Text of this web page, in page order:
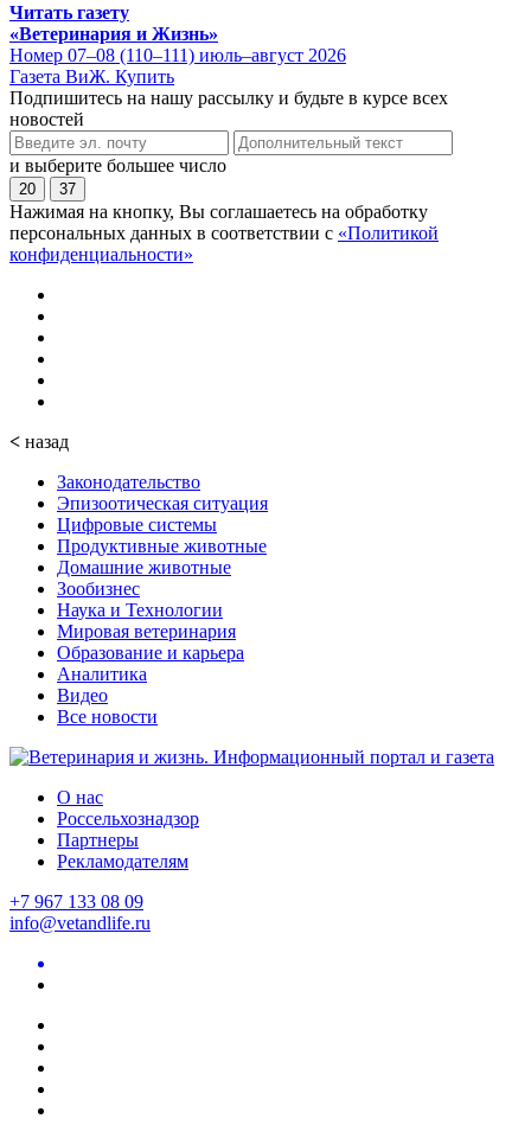
Читать газету
«Ветеринария и Жизнь»
Номер 07–08 (110–111) июль–август 2026
Газета ВиЖ. Купить
Подпишитесь на нашу рассылку и будьте в курсе всех
новостей
и выберите большее число
20 37
Нажимая на кнопку, Вы соглашаетесь на обработку
персональных данных в соответствии с «Политикой
конфиденциальности»
< назад
Законодательство
Эпизоотическая ситуация
Цифровые системы
Продуктивные животные
Домашние животные
Зообизнес
Наука и Технологии
Мировая ветеринария
Образование и карьера
Аналитика
Видео
Все новости
О нас
Россельхознадзор
Партнеры
Рекламодателям
+7 967 133 08 09
info@vetandlife.ru